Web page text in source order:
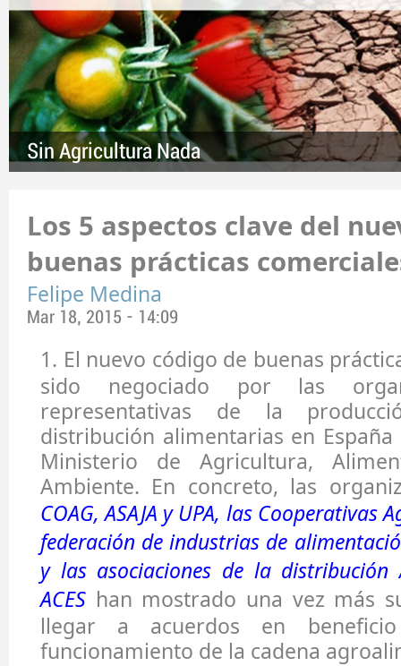
Sin Agricultura Nada
Los 5 aspectos clave del
buenas prácticas
Felipe Medina
Mar 18, 2015 - 14:09
1. El nuevo código de buenas
sido negociado por las
representativas de la
distribución alimentarias en
Ministerio de Agricultura,
Ambiente. En concreto, las
COAG, ASAJA y UPA, las Cooperativas
federación de industrias de
y las asociaciones de la distribución
ACES han mostrado una vez más
llegar a acuerdos en
funcionamiento de la cadena